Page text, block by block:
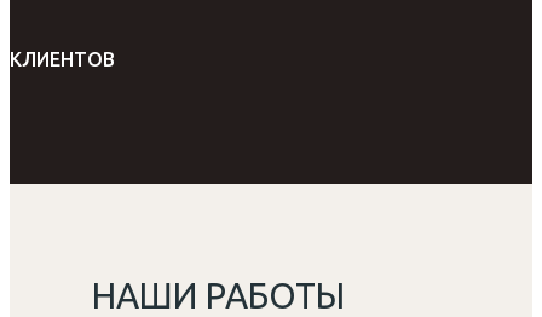
КЛИЕНТОВ
НАШИ РАБОТЫ